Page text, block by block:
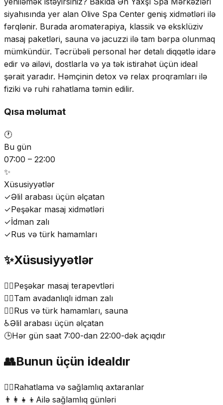
siyahısında yer alan Olive Spa Center geniş xidmətləri ilə
fərqlənir. Burada aromaterapiya, klassik və eksklüziv
masaj paketləri, sauna və jacuzzi ilə tam bərpa olunmaq
mümkündür. Təcrübəli personal hər detalı diqqətlə idarə
edir və ailəvi, dostlarla və ya tək istirahət üçün ideal
şərait yaradır. Həmçinin detox və relax proqramları ilə
fiziki və ruhi rahatlama təmin edilir.
Qısa məlumat
🕐
Bu gün
07:00 – 22:00
✨
Xüsusiyyətlər
✓Əlil arabası üçün əlçatan
✓Peşəkar masaj xidmətləri
✓İdman zalı
✓Rus və türk hamamları
✨Xüsusiyyətlər
💆‍♀️Peşəkar masaj terapevtləri
🏋️‍♂️Tam avadanlıqlı idman zalı
🧖‍♂️Rus və türk hamamları, sauna
♿Əlil arabası üçün əlçatan
🕒Hər gün saat 7:00-dan 22:00-dək açıqdır
👥Bunun üçün idealdır
💆‍♂️Rahatlama və sağlamlıq axtaranlar
👨‍👩‍👧‍👦 Ailə sağlamlıq günləri